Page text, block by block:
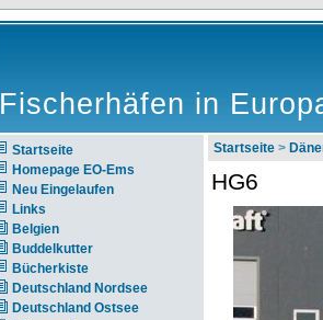
Fischerhäfen in
Startseite
Homepage EO-Ems
Neu Eingelaufen
Links
Belgien
Buddelkutter
Bücherkiste
Deutschland Nordsee
Deutschland Ostsee
Startseite >
HG6